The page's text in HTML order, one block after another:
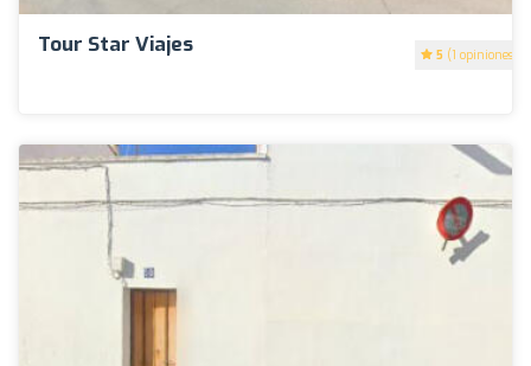
Tour Star Viajes 5 (1 opiniones)